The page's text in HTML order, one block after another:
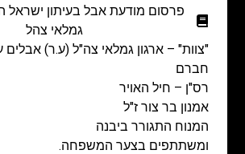
פרסום מודעת אבל בעיתון ישראל
גמלאי צהל
"צוות" – ארגון גמלאי צה"ל (ע.ר) אבלים
חברם
רס"ן – חיל האויר
אמנון בר צור ז"ל
המנוח התגורר ביבנה
ומשתתפים בצער המשפחה.